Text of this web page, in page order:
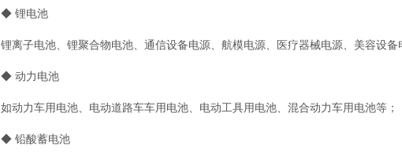
◆ 锂电池
锂离子电池、锂聚合物电池、通信设备电源、航模电源、医疗器械电源、美容设备
◆ 动力电池
如动力车用电池、电动道路车车用电池、电动工具用电池、混合动力车用电池等；
◆ 铅酸蓄电池